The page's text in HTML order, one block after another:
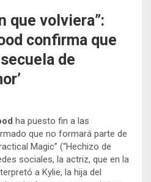
que volviera”:
confirma que
de
ha puesto fin a las
que no formará parte de
Magic” (“Hechizo de
sociales, la actriz, que en la
a Kylie, la hija del